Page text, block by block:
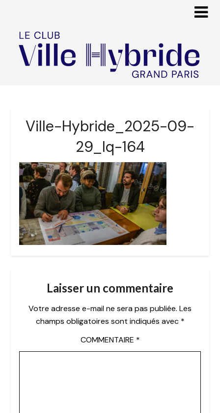
Ville-Hybride_2025-09-
29_lq-164
Laisser un commentaire
Votre adresse e-mail ne sera pas publiée. Les
champs obligatoires sont indiqués avec *
COMMENTAIRE *